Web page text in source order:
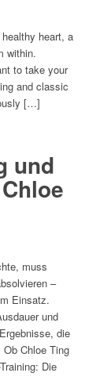
heart, a
within.
to take your
and classic
[…]
und
muss
–
Einsatz.
und
die
Chloe Ting
Die